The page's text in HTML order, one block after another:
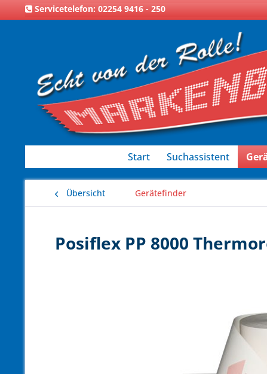
Servicetelefon: 02254 9416 - 250
Start Suchassistent
Übersicht Gerätefinder
Posiflex PP 8000